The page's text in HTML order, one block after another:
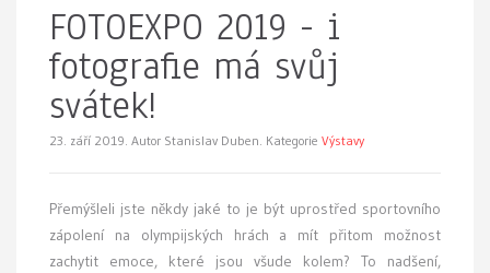
FOTOEXPO 2019 - i
fotografie má svůj
svátek!
23. září 2019. Autor Stanislav Duben. Kategorie Výstavy
Přemýšleli jste někdy jaké to je být uprostřed sportovního
zápolení na olympijských hrách a mít přitom možnost
zachytit emoce, které jsou všude kolem? To nadšení,